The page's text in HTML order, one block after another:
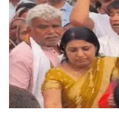
a
n
e
m
a
i
l